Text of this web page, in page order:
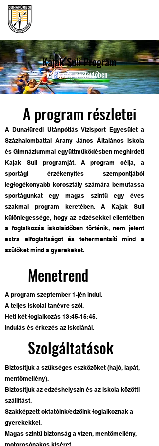
Kajak Suli Program
Kajakozás iskolaidőben
A program részletei
A Dunafüredi Utánpótlás Vízisport Egyesület a
Százhalombattai Arany János Általános Iskola
és Gimnáziummal együttműködésben meghirdeti
Kajak Suli programját. A program célja, a
sportági érzékenyítés szempontjából
legfogékonyabb korosztály számára bemutassa
sportágunkat egy magas szintű egy éves
szakmai program keretében. A Kajak Suli
különlegessége, hogy az edzésekkel ellentétben
a foglalkozás iskolaidőben történik, nem jelent
extra elfoglaltságot és tehermentsíti mind a
szülőket mind a gyerekeket.
Menetrend
A program szeptember 1-jén indul.
A teljes iskolai tanévre szól.
Heti két foglalkozás 13:45-15:45.
Indulás és érkezés az iskolánál.
Szolgáltatások
Biztosítjuk a szükséges eszközöket (hajó, lapát,
mentőmellény).
Biztosítjuk az edzéshelyszín és az iskola közötti
szállítást.
Szakképzett oktatóink/edzőink foglalkoznak a
gyerekekkel.
Magas szintű biztonság a vízen, mentőmellény,
motorcsónakos kíséret.